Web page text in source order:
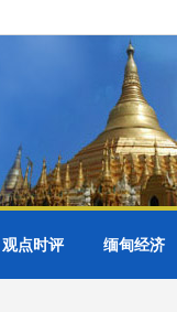
观点时评 缅甸经济